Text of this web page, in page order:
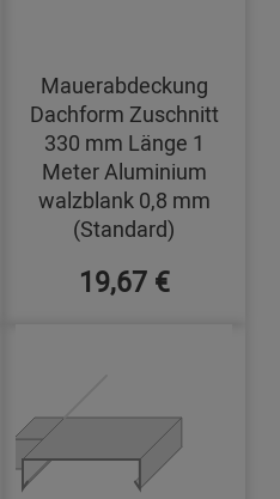
Mauerabdeckung
Dachform Zuschnitt
330 mm Länge 1
Meter Aluminium
walzblank 0,8 mm
(Standard)
19,67 €